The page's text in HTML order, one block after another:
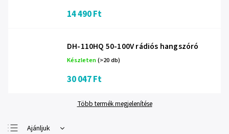
14 490 Ft
DH-110HQ 50-100V rádiós hangszóró
Készleten(>20 db)
30 047 Ft
Több termék megjelenítése
Ajánljuk